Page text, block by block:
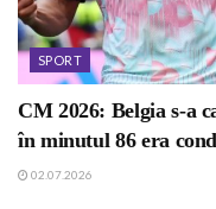
SPORT
CM 2026: Belgia s-a
în minutul 86 era
02.07.2026